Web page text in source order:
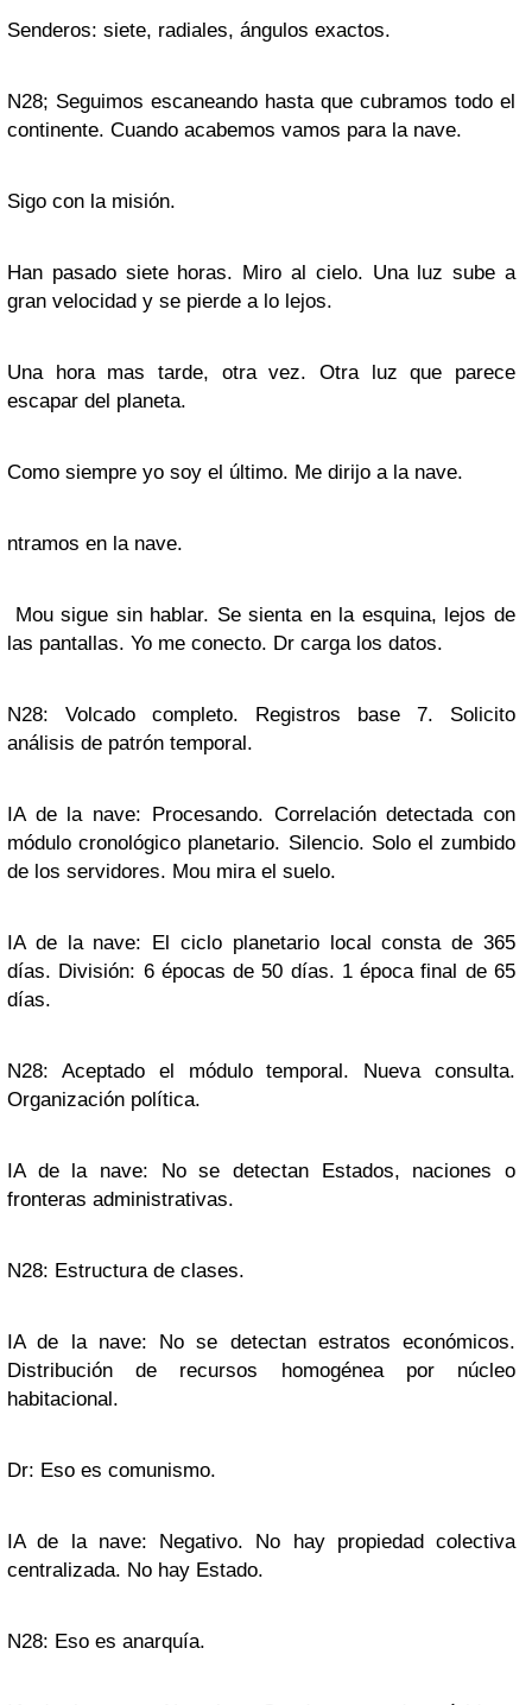
Senderos: siete, radiales, ángulos exactos.
N28; Seguimos escaneando hasta que cubramos todo el
continente. Cuando acabemos vamos para la nave.
Sigo con la misión.
Han pasado siete horas. Miro al cielo. Una luz sube a
gran velocidad y se pierde a lo lejos.
Una hora mas tarde, otra vez. Otra luz que parece
escapar del planeta.
Como siempre yo soy el último. Me dirijo a la nave.
ntramos en la nave.
Mou sigue sin hablar. Se sienta en la esquina, lejos de
las pantallas. Yo me conecto. Dr carga los datos.
N28: Volcado completo. Registros base 7. Solicito
análisis de patrón temporal.
IA de la nave: Procesando. Correlación detectada con
módulo cronológico planetario. Silencio. Solo el zumbido
de los servidores. Mou mira el suelo.
IA de la nave: El ciclo planetario local consta de 365
días. División: 6 épocas de 50 días. 1 época final de 65
días.
N28: Aceptado el módulo temporal. Nueva consulta.
Organización política.
IA de la nave: No se detectan Estados, naciones o
fronteras administrativas.
N28: Estructura de clases.
IA de la nave: No se detectan estratos económicos.
Distribución de recursos homogénea por núcleo
habitacional.
Dr: Eso es comunismo.
IA de la nave: Negativo. No hay propiedad colectiva
centralizada. No hay Estado.
N28: Eso es anarquía.